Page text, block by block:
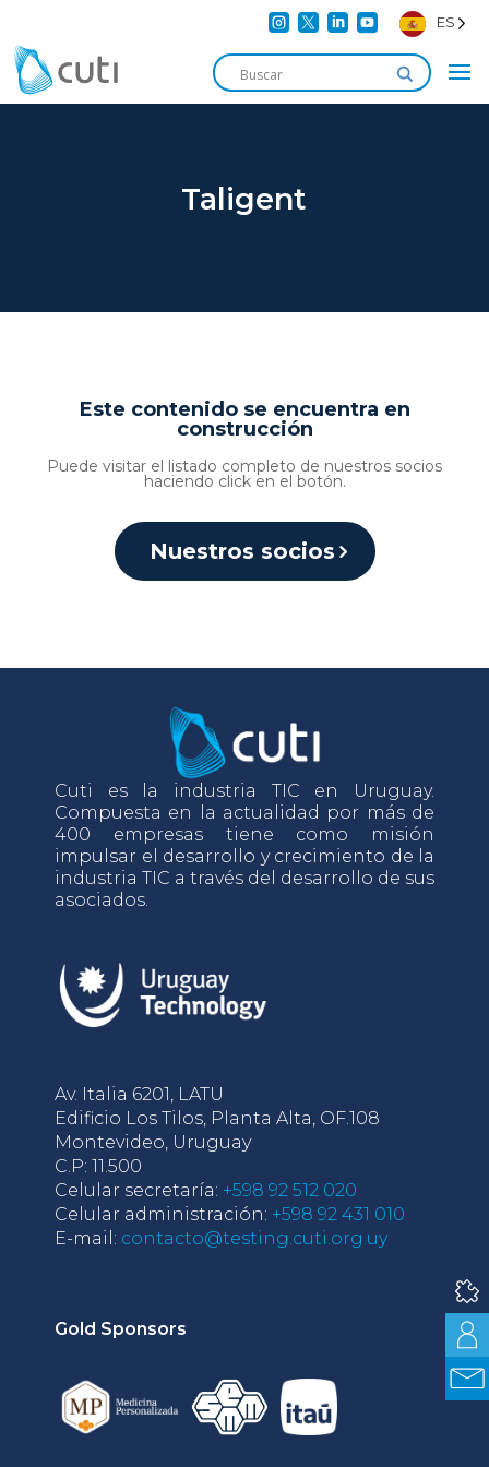
    ES
Taligent
Este contenido se encuentra en
construcción
Puede visitar el listado completo de nuestros socios
haciendo click en el botón.
Nuestros socios
Cuti es la industria TIC en Uruguay.
Compuesta en la actualidad por más de
400 empresas tiene como misión
impulsar el desarrollo y crecimiento de la
industria TIC a través del desarrollo de sus
asociados.
Av. Italia 6201, LATU
Edificio Los Tilos, Planta Alta, OF.108
Montevideo, Uruguay
C.P: 11.500
Celular secretaría: +598 92 512 020
Celular administración: +598 92 431 010
E-mail: contacto@testing.cuti.org.uy
Gold Sponsors